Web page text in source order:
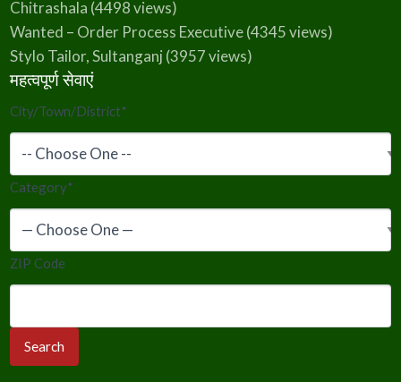
Chitrashala (4498 views)
Wanted – Order Process Executive(4345 views)
Stylo Tailor, Sultanganj (3957 views)
महत्वपूर्ण सेवाएं
City/Town/District*
Category*
ZIP Code